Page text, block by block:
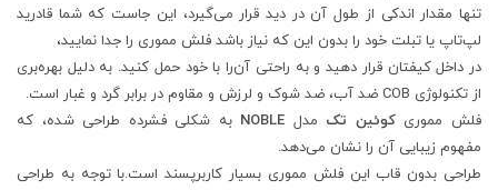
تنها مقدار اندکی از طول آن در دید قرار می‌گیرد، این جاست که شما قادرید
لپ‌تاپ یا تبلت خود را بدون این که نیاز باشد فلش مموری را جدا نمایید،
در داخل کیفتان قرار دهید و به راحتی آن‌را با خود حمل کنید. به دلیل بهره‌بری
از تکنولوژی COB ضد آب، ضد شوک و لرزش و مقاوم در برابر گرد و غبار است.
فلش مموریکوئین تک مدل NOBLE به شکلی فشرده طراحی شده، که
مفهوم زیبایی آن را نشان می‌دهد.
طراحی بدون قاب این فلش مموری بسیار کاربرپسند است.با توجه به طراحی